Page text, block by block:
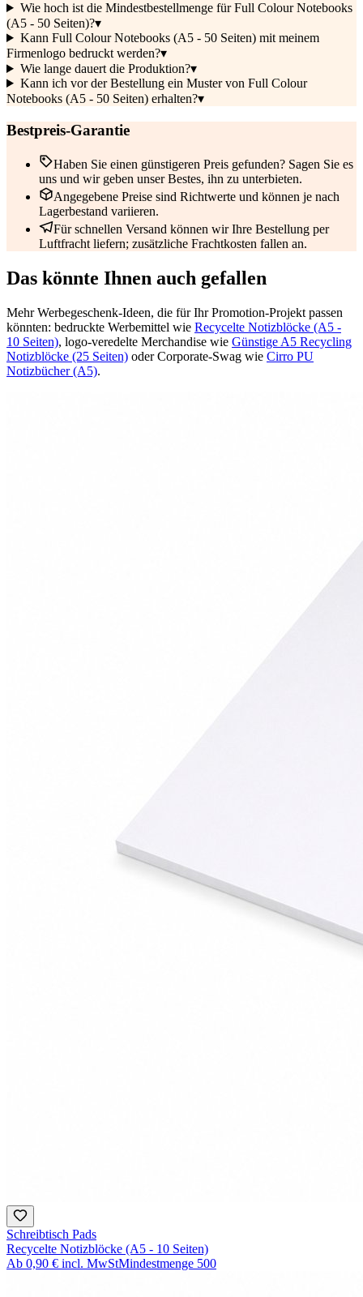
Wie hoch ist die Mindestbestellmenge für Full Colour Notebooks
(A5 - 50 Seiten)?▾
Kann Full Colour Notebooks (A5 - 50 Seiten) mit meinem
Firmenlogo bedruckt werden?▾
Wie lange dauert die Produktion?▾
Kann ich vor der Bestellung ein Muster von Full Colour
Notebooks (A5 - 50 Seiten) erhalten?▾
Bestpreis-Garantie
Haben Sie einen günstigeren Preis gefunden? Sagen Sie es
uns und wir geben unser Bestes, ihn zu unterbieten.
Angegebene Preise sind Richtwerte und können je nach
Lagerbestand variieren.
Für schnellen Versand können wir Ihre Bestellung per
Luftfracht liefern; zusätzliche Frachtkosten fallen an.
Das könnte Ihnen auch gefallen
Mehr Werbegeschenk-Ideen, die für Ihr Promotion-Projekt passen
könnten: bedruckte Werbemittel wie Recycelte Notizblöcke (A5 -
10 Seiten), logo-veredelte Merchandise wie Günstige A5 Recycling
Notizblöcke (25 Seiten) oder Corporate-Swag wie Cirro PU
Notizbücher (A5).
Schreibtisch Pads
Recycelte Notizblöcke (A5 - 10 Seiten)
Ab 0,90 € incl. MwStMindestmenge 500